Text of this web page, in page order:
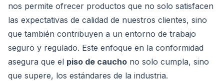
nos permite ofrecer productos que no solo satisfacen
las expectativas de calidad de nuestros clientes, sino
que también contribuyen a un entorno de trabajo
seguro y regulado. Este enfoque en la conformidad
asegura que el piso de caucho no solo cumpla, sino
que supere, los estándares de la industria.